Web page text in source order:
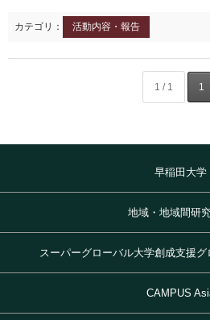
カテゴリ： 活動内容・報告
1 / 1 1
早稲田大学
地域・地域間研
スーパーグローバル大学創成支援
CAMPUS